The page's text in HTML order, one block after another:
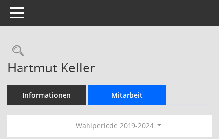
Toggle navigation
Rechercheauswahl
Hartmut Keller
Informationen Mitarbeit
Wahlperiode 2019-2024